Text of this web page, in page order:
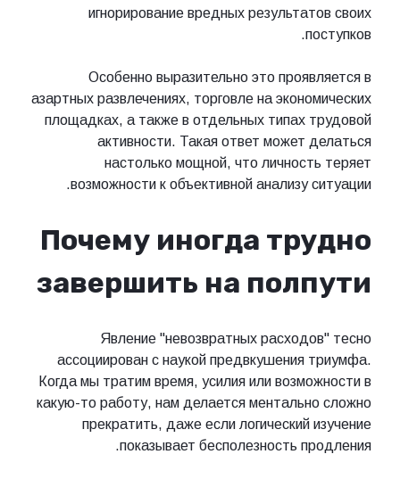
игнорирование вредных результатов своих
поступков.
Особенно выразительно это проявляется в
азартных развлечениях, торговле на экономических
площадках, а также в отдельных типах трудовой
активности. Такая ответ может делаться
настолько мощной, что личность теряет
возможности к объективной анализу ситуации.
Почему иногда трудно
завершить на полпути
Явление "невозвратных расходов" тесно
ассоциирован с наукой предвкушения триумфа.
Когда мы тратим время, усилия или возможности в
какую-то работу, нам делается ментально сложно
прекратить, даже если логический изучение
показывает бесполезность продления.